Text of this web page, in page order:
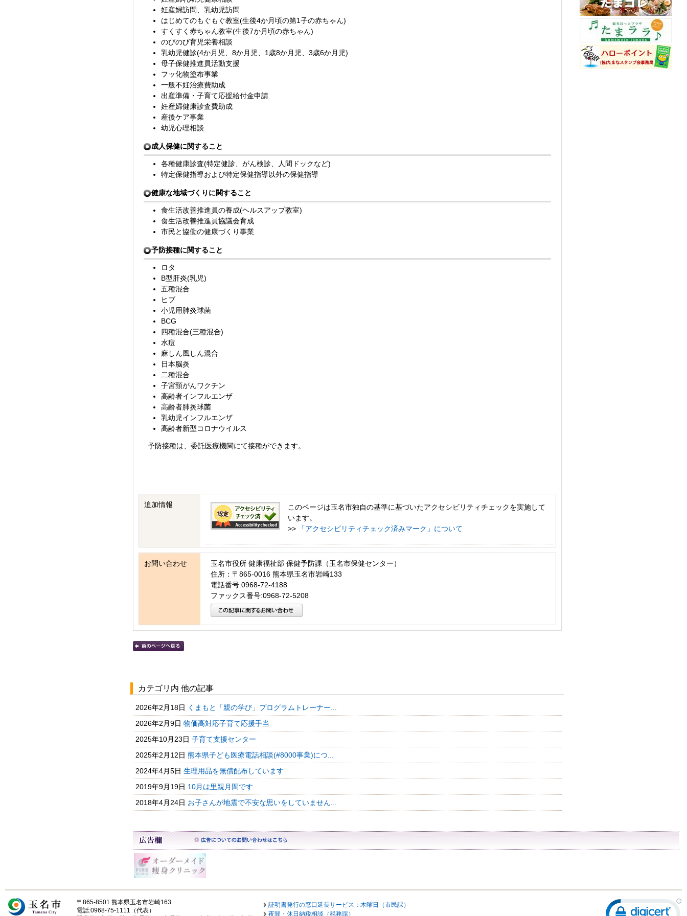
妊産婦訪問、乳幼児訪問
はじめてのもぐもぐ教室(生後4か月頃の第1子の赤ちゃん)
すくすく赤ちゃん教室(生後7か月頃の赤ちゃん)
のびのび育児栄養相談
乳幼児健診(4か月児、8か月児、1歳8か月児、3歳6か月児)
母子保健推進員活動支援
フッ化物塗布事業
一般不妊治療費助成
出産準備・子育て応援給付金申請
妊産婦健康診査費助成
産後ケア事業
幼児心理相談
成人保健に関すること
各種健康診査(特定健診、がん検診、人間ドックなど)
特定保健指導および特定保健指導以外の保健指導
健康な地域づくりに関すること
食生活改善推進員の養成(ヘルスアップ教室)
食生活改善推進員協議会育成
市民と協働の健康づくり事業
予防接種に関すること
ロタ
B型肝炎(乳児)
五種混合
ヒブ
小児用肺炎球菌
BCG
四種混合(三種混合)
水痘
麻しん風しん混合
日本脳炎
二種混合
子宮頸がんワクチン
高齢者インフルエンザ
高齢者肺炎球菌
乳幼児インフルエンザ
高齢者新型コロナウイルス
予防接種は、委託医療機関にて接種ができます。
追加情報
このページは玉名市独自の基準に基づいたアクセシビリティチェックを実施して
います。
>>
「アクセシビリティチェック済みマーク」について
お問い合わせ
玉名市役所 健康福祉部 保健予防課（玉名市保健センター）
住所：〒865-0016 熊本県玉名市岩崎133
電話番号:0968-72-4188
ファックス番号:0968-72-5208
カテゴリ内 他の記事
2026年2月18日 くまもと「親の学び」プログラムトレーナー...
2026年2月9日 物価高対応子育て応援手当
2025年10月23日 子育て支援センター
2025年2月12日 熊本県子ども医療電話相談(#8000事業)につ...
2024年4月5日 生理用品を無償配布しています
2019年9月19日 10月は里親月間です
2018年4月24日 お子さんが地震で不安な思いをしていません...
〒865-8501 熊本県玉名市岩崎163
電話:0968-75-1111（代表）
証明書発行の窓口延長サービス：木曜日（市民課）
夜間・休日納税相談（税務課）